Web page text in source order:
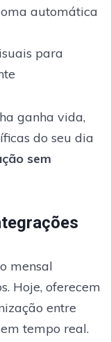
automática
para
ganha vida,
do seu dia
sem
mensal
Hoje, oferecem
entre
tempo real.